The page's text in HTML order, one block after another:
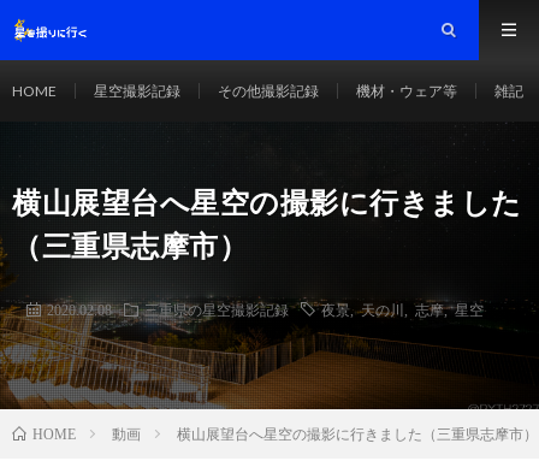
HOME 星空撮影記録 その他撮影記録 機材・ウェア等 雑記
横山展望台へ星空の撮影に行きました
（三重県志摩市）
2020.02.08 三重県の星空撮影記録 夜景,天の川 ,志摩,星空
HOME 動画 横山展望台へ星空の撮影に行きました（三重県志摩市）